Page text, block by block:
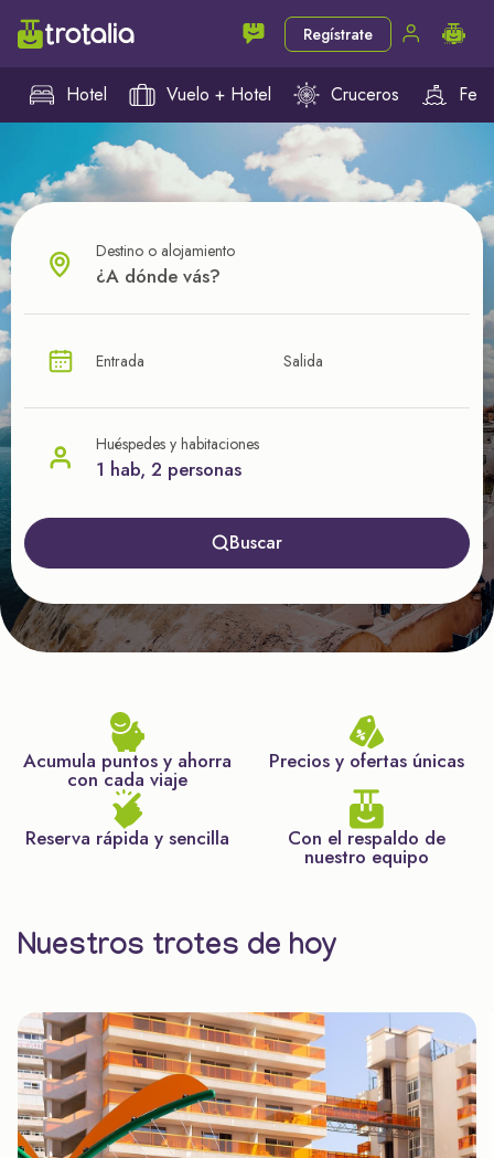
Regístrate
Hotel Vuelo + Hotel Cruceros
¿CUÁL VA A SER TU PRÓXIMO TROTE?
nuestras ofertas
Destino o alojamiento
Entrada Salida
Huéspedes y habitaciones
1 hab, 2 personas
Buscar
Acumula puntos y ahorra
con cada viaje
Precios y ofertas únicas
Reserva rápida y sencilla Con el respaldo de
nuestro equipo
Nuestros trotes de hoy